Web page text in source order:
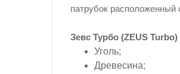
патрубок расположенный
Зевс Турбо (ZEUS
Уголь;
Древесина;